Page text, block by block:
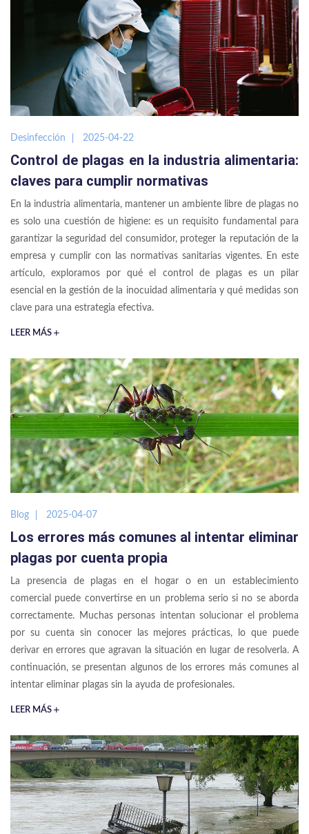
Desinfección 2025-04-22
Control de plagas en la industria alimentaria:
claves para cumplir normativas
En la industria alimentaria, mantener un ambiente libre de plagas no
es solo una cuestión de higiene: es un requisito fundamental para
garantizar la seguridad del consumidor, proteger la reputación de la
empresa y cumplir con las normativas sanitarias vigentes. En este
artículo, exploramos por qué el control de plagas es un pilar
esencial en la gestión de la inocuidad alimentaria y qué medidas son
clave para una estrategia efectiva.
LEER MÁS
Blog 2025-04-07
Los errores más comunes al intentar eliminar
plagas por cuenta propia
La presencia de plagas en el hogar o en un establecimiento
comercial puede convertirse en un problema serio si no se aborda
correctamente. Muchas personas intentan solucionar el problema
por su cuenta sin conocer las mejores prácticas, lo que puede
derivar en errores que agravan la situación en lugar de resolverla. A
continuación, se presentan algunos de los errores más comunes al
intentar eliminar plagas sin la ayuda de profesionales.
LEER MÁS